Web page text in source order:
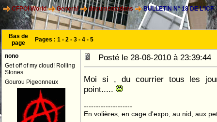
CFPOI World General documentations BULLETIN N° 18 DE L'ICF
Bas de
page
Pages : 1 - 2 - 3 - 4 - 5
nono
Get off of my cloud! Rolling
Stones
Gourou Pigeonneux
Posté le 28-06-2010 à
Moi si , du courrier tous les
point.....
--------------------
En volières, en cage d'expo, au nid, aux